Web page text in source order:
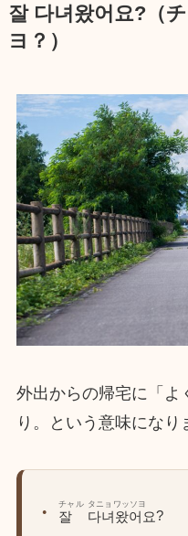
잘 다녀왔어요?（
ヨ？）
外出からの帰宅に「よ
り。という意味になり
잘
チャル
다녀왔어요
タニョワッソヨ
?